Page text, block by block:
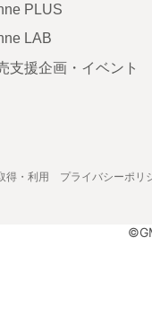
PLUS
LAB
支援企画・イベント
得・利用 プライバシーポリ